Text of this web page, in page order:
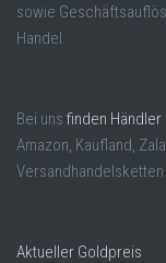
sowie
Handel.
Bei uns finden
Amazon, Kaufland,
Aktueller Goldpreis